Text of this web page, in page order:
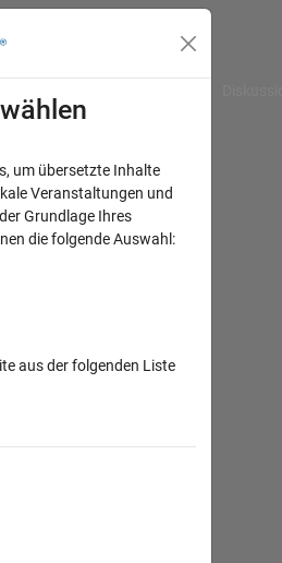
um übersetzte Inhalte
Veranstaltungen und
Grundlage Ihres
die folgende Auswahl:
aus der folgenden Liste